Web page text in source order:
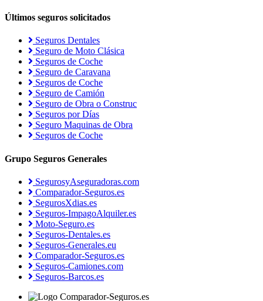
Últimos seguros solicitados
Seguros Dentales
Seguro de Moto Clásica
Seguros de Coche
Seguro de Caravana
Seguros de Coche
Seguro de Camión
Seguro de Obra o Construc
Seguros por Días
Seguro Maquinas de Obra
Seguros de Coche
Grupo Seguros Generales
SegurosyAseguradoras.com
Comparador-Seguros.es
SegurosXdias.es
Seguros-ImpagoAlquiler.es
Moto-Seguro.es
Seguros-Dentales.es
Seguros-Generales.eu
Comparador-Seguros.es
Seguros-Camiones.com
Seguros-Barcos.es